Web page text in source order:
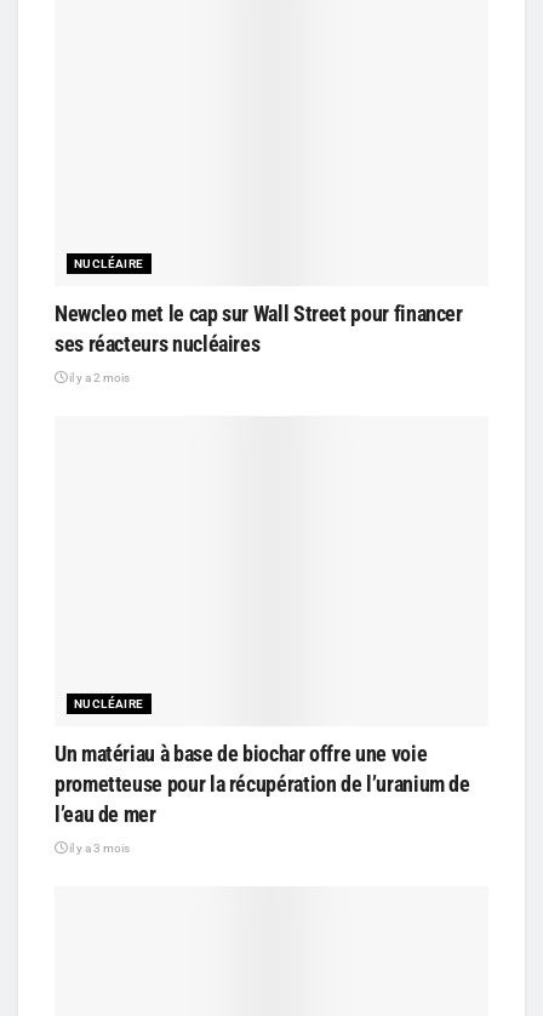
NUCLÉAIRE
Newcleo met le cap sur Wall Street pour financer
ses réacteurs nucléaires
il y a 2 mois
NUCLÉAIRE
Un matériau à base de biochar offre une voie
prometteuse pour la récupération de l’uranium de
l’eau de mer
il y a 3 mois